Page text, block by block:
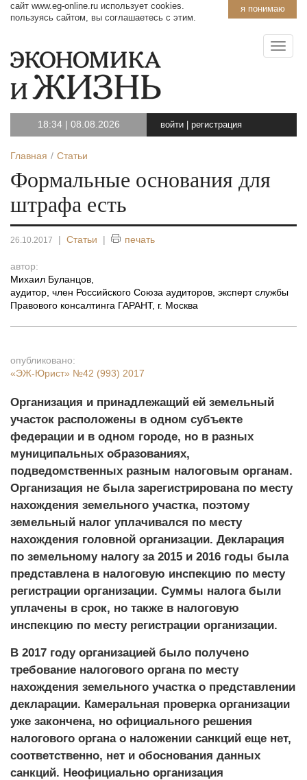
я понимаю
сайт www.eg-online.ru использует cookies.
пользуясь сайтом, вы соглашаетесь с этим.
18:34 | 08.08.2026 войти регистрация
Главная Статьи
Формальные основания для
штрафа есть
26.10.2017 | Статьи | печать
автор:
Михаил Буланцов
аудитор, член Российского Союза аудиторов, эксперт службы
Правового консалтинга ГАРАНТ, г. Москва
опубликовано:
«ЭЖ-Юрист» №42 (993) 2017
Организация и принадлежащий ей земельный
участок расположены в одном субъекте
федерации и в одном городе, но в разных
муниципальных образованиях,
подведомственных разным налоговым органам.
Организация не была зарегистрирована по месту
нахождения земельного участка, поэтому
земельный налог уплачивался по месту
нахождения головной организации. Декларация
по земельному налогу за 2015 и 2016 годы была
представлена в налоговую инспекцию по месту
регистрации организации. Суммы налога были
уплачены в срок, но также в налоговую
инспекцию по месту регистрации организации.
В 2017 году организацией было получено
требование налогового органа по месту
нахождения земельного участка о представлении
декларации. Камеральная проверка организации
уже закончена, но официального решения
налогового органа о наложении санкций еще нет,
соответственно, нет и обоснования данных
санкций. Неофициально организация